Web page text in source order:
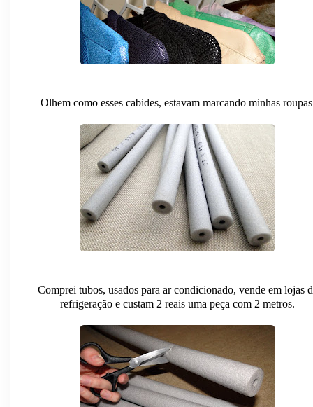
Olhem como esses cabides, estavam marcando minhas
Comprei tubos, usados para ar condicionado, vende em lojas
refrigeração e custam 2 reais uma peça com 2 metros.